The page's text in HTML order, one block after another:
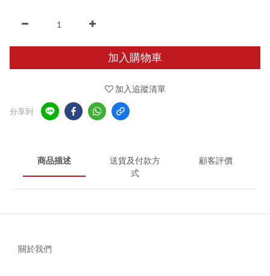
加入購物車
加入追蹤清單
分享到
商品描述
送貨及付款方
式
顧客評價
關於我們